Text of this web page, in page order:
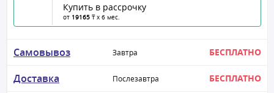
Купить в рассрочку
от 19165 ₸ x 6 мес.
Самовывоз Завтра БЕСПЛАТНО
Доставка Послезавтра БЕСПЛАТНО